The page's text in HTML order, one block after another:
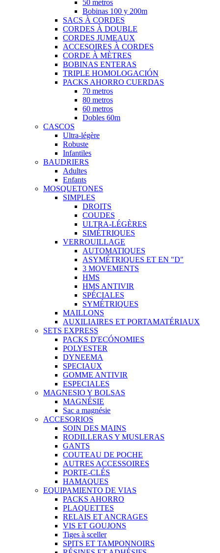
50 metros
Bobinas 100 y 200m
SACS À CORDES
CORDES À DOUBLE
CORDES JUMEAUX
ACCESOIRES À CORDES
CORDE À MÈTRES
BOBINAS ENTERAS
TRIPLE HOMOLOGACIÓN
PACKS AHORRO CUERDAS
70 metros
80 metros
60 metros
Dobles 60m
CASCOS
Ultra-légère
Robuste
Infantiles
BAUDRIERS
Adultes
Enfants
MOSQUETONES
SIMPLES
DROITS
COUDES
ULTRA-LÉGÈRES
SIMÉTRIQUES
VERROUILLAGE
AUTOMATIQUES
ASYMÉTRIQUES ET EN "D"
3 MOVEMENTS
HMS
HMS ANTIVIR
SPÉCIALES
SYMÉTRIQUES
MAILLONS
AUXILIAIRES ET PORTAMATÉRIAUX
SETS EXPRESS
PACKS D'ECÓNOMIES
POLYESTER
DYNEEMA
SPECIAUX
GOMME ANTIVIR
ESPECIALES
MAGNESIO Y BOLSAS
MAGNÉSIE
Sac a magnésie
ACCESORIOS
SOIN DES MAINS
RODILLERAS Y MUSLERAS
GANTS
COUTEAU DE POCHE
AUTRES ACCESSOIRES
PORTE-CLÉS
HAMAQUES
EQUIPAMIENTO DE VIAS
PACKS AHORRO
PLAQUETTES
RELAIS ET ANCRAGES
VIS ET GOUJONS
Tiges à sceller
SPITS ET TAMPONNOIRS